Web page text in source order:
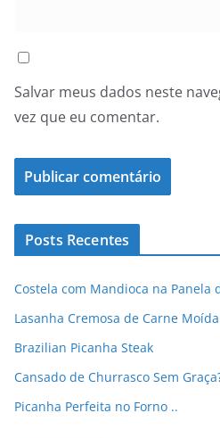
Salvar meus dados neste
vez que eu comentar.
Posts Recentes
Costela com Mandioca na Panela
Lasanha Cremosa de Carne
Brazilian Picanha Steak
Cansado de Churrasco Sem
Picanha Perfeita no Forno ..